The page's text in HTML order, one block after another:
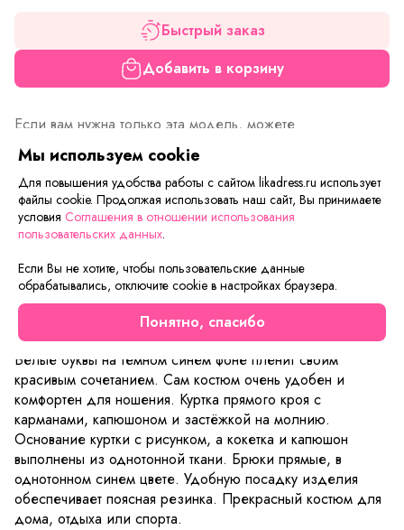
Быстрый заказ
Добавить в корзину
Если вам нужна только эта модель, можете
воспользоваться функцией «Быстрый заказ».
Заполните форму, и через короткое время вам
перезвонит менеджер. Он уточнит все условия заказа,
ответит на вопросы, а также подскажет о вариантах
оплаты и доставки.
Описание товараХарактеристики товараОтзывы
Костюм, в который можно влюбиться с первого взгляда.
Белые буквы на темном синем фоне пленит своим
красивым сочетанием. Сам костюм очень удобен и
комфортен для ношения. Куртка прямого кроя с
карманами, капюшоном и застёжкой на молнию.
Основание куртки с рисунком, а кокетка и капюшон
выполнены из однотонной ткани. Брюки прямые, в
однотонном синем цвете. Удобную посадку изделия
обеспечивает поясная резинка. Прекрасный костюм для
дома, отдыха или спорта.
Мы используем cookie
Для повышения удобства работы с сайтом likadress.ru использует
файлы cookie. Продолжая использовать наш сайт, Вы принимаете
условия Соглашения в отношении использования
пользовательских данных.
Если Вы не хотите, чтобы пользовательские данные
обрабатывались, отключите cookie в настройках браузера.
Понятно, спасибо